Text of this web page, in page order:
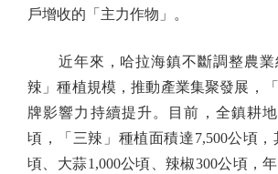
戶增收的「主力作物」。
近年來，哈拉海鎮不斷調整農業
辣」種植規模，推動產業集聚發展，
牌影響力持續提升。目前，全鎮耕
頃，「三辣」種植面積達7,500公頃，
頃、大蒜1,000公頃、辣椒300公頃，